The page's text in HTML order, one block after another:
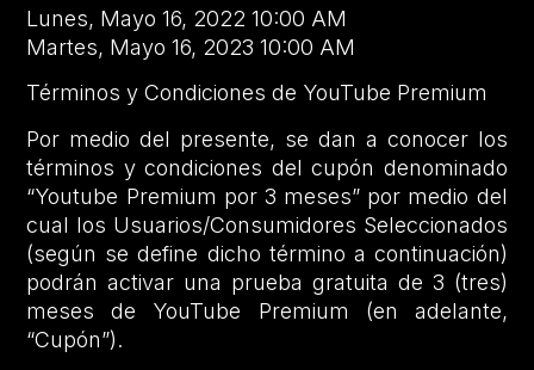
Lunes, Mayo 16, 2022 10:00 AM
Martes, Mayo 16, 2023 10:00 AM
Términos y Condiciones de YouTube Premium
Por medio del presente, se dan a conocer los
términos y condiciones del cupón denominado
“Youtube Premium por 3 meses” por medio del
cual los Usuarios/Consumidores Seleccionados
(según se define dicho término a continuación)
podrán activar una prueba gratuita de 3 (tres)
meses de YouTube Premium (en adelante,
“Cupón”).